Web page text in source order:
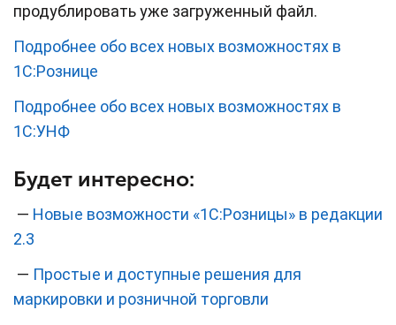
продублировать уже загруженный файл.
Подробнее обо всех новых возможностях в
1С:Рознице
Подробнее обо всех новых возможностях в
1С:УНФ
Будет интересно:
— Новые возможности «1С:Розницы» в редакции
2.3
— Простые и доступные решения для
маркировки и розничной торговли